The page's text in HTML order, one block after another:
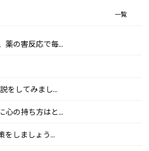
一覧
薬の害反応で毎...
をしてみまし...
心の持ち方はと...
をしましょう...